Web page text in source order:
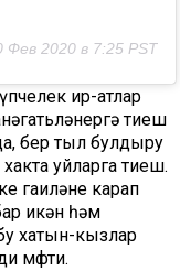
Фев 2020 в 7:25 PST
ир-атлар
тиеш
бер тыл булдыру
уйларга тиеш.
гаиләне карап
икән һәм
хатын-кызлар
мөфти.